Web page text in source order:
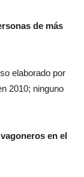
de más
elaborado por
2010; ninguno
en el